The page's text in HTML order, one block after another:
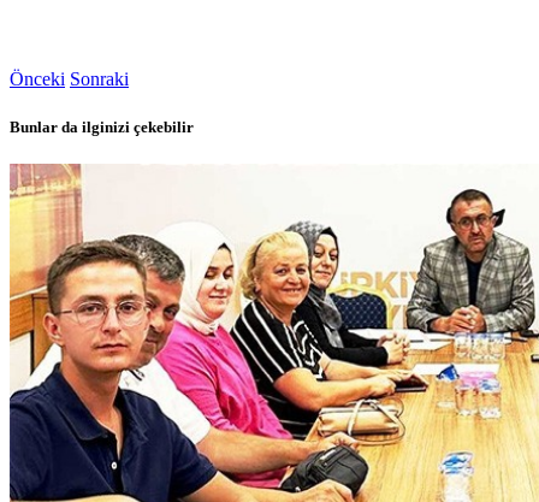
Önceki Sonraki
Bunlar da ilginizi çekebilir